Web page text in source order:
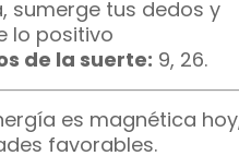
sumerge tus dedos y
lo positivo
de la suerte: 9, 26.
es magnética
favorables.